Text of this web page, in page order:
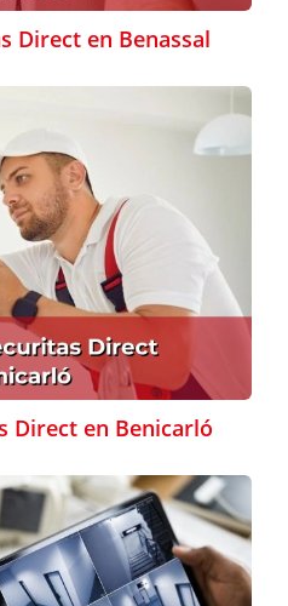
Direct en Benassal
Direct en Benicarló